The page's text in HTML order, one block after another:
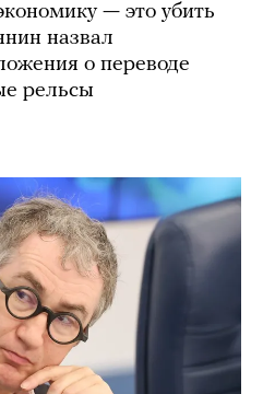
— это убить
назвал
о переводе
рельсы